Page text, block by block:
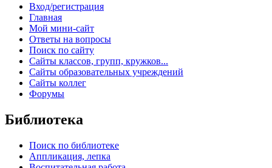
Вход/регистрация
Главная
Мой мини-сайт
Ответы на вопросы
Поиск по сайту
Сайты классов, групп, кружков...
Сайты образовательных учреждений
Сайты коллег
Форумы
Библиотека
Поиск по библиотеке
Аппликация, лепка